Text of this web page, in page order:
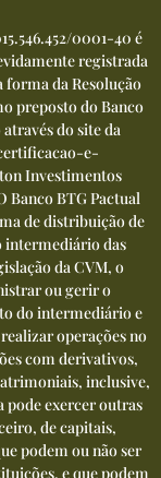
0001-40 é
registrada
forma da Resolução
preposto do Banco
do site da
e-
Investimentos
Banco BTG Pactual
de distribuição de
intermediário das
da CVM, o
ou gerir o
do intermediário e
operações no
com derivativos,
inclusive,
pode exercer outras
de capitais,
podem ou não ser
e que podem